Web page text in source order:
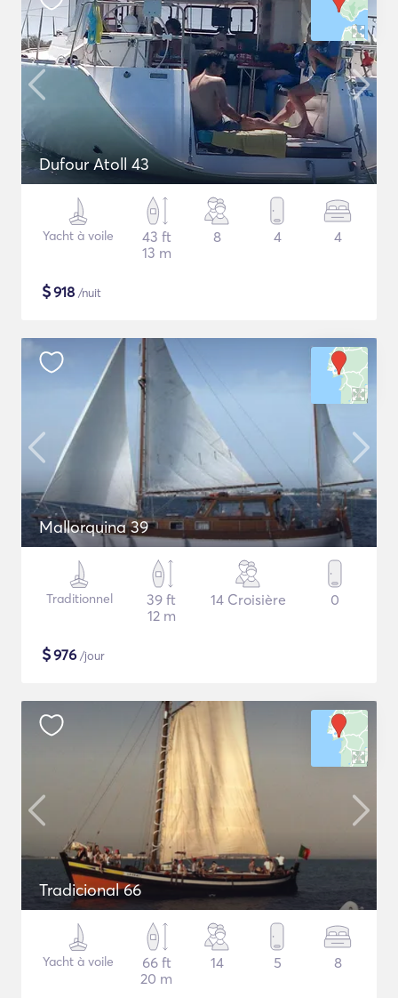
Dufour Atoll 43
Yacht à voile
43 ft
13 m
8 4 4
$918 /nuit
Mallorquina 39
Traditionnel
39 ft
12 m
14 Croisière 0
$976 /jour
Tradicional 66
Yacht à voile
66 ft
20 m
14 5 8